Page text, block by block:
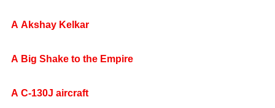
A Akshay Kelkar
A Big Shake to the Empire
A C-130J aircraft